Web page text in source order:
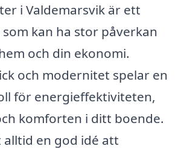
i Valdemarsvik är ett
kan ha stor påverkan
och din ekonomi.
och modernitet spelar en
för energieffektiviteten,
komforten i ditt boende.
en god idé att